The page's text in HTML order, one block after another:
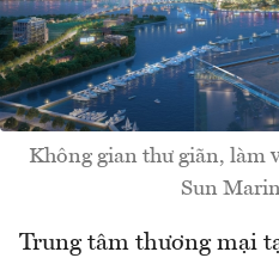
Không gian thư giãn, làm
Sun
Trung tâm thương mại